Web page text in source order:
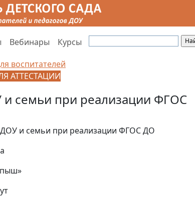
Вебинары Курсы
воспитателей
АТТЕСТАЦИИ
семьи при реализации ФГОС
и семьи при реализации ФГОС ДО